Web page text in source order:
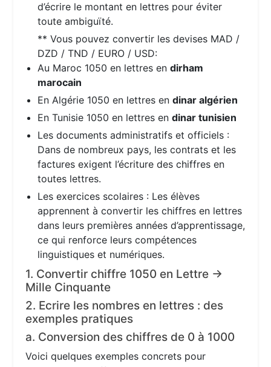
d’écrire le montant en lettres pour éviter
toute ambiguïté.
** Vous pouvez convertir les devises MAD /
DZD / TND / EURO / USD:
Au Maroc 1050 en lettres endirham
marocain
En Algérie 1050 en lettres endinar algérien
En Tunisie 1050 en lettres endinar tunisien
Les documents administratifs et officiels :
Dans de nombreux pays, les contrats et les
factures exigent l’écriture des chiffres en
toutes lettres.
Les exercices scolaires : Les élèves
apprennent à convertir les chiffres en lettres
dans leurs premières années d’apprentissage,
ce qui renforce leurs compétences
linguistiques et numériques.
1. Convertir chiffre 1050 en Lettre →
Mille Cinquante
2. Ecrire les nombres en lettres : des
exemples pratiques
a. Conversion des chiffres de 0 à 1000
Voici quelques exemples concrets pour